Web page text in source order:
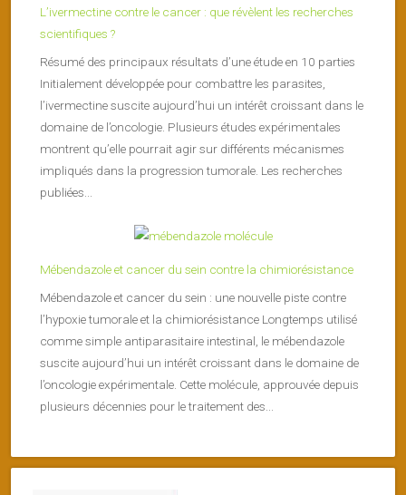
L’ivermectine contre le cancer : que révèlent les recherches
scientifiques ?
Résumé des principaux résultats d’une étude en 10 parties
Initialement développée pour combattre les parasites,
l’ivermectine suscite aujourd’hui un intérêt croissant dans le
domaine de l’oncologie. Plusieurs études expérimentales
montrent qu’elle pourrait agir sur différents mécanismes
impliqués dans la progression tumorale. Les recherches
publiées...
Mébendazole et cancer du sein contre la chimiorésistance
Mébendazole et cancer du sein : une nouvelle piste contre
l’hypoxie tumorale et la chimiorésistance Longtemps utilisé
comme simple antiparasitaire intestinal, le mébendazole
suscite aujourd’hui un intérêt croissant dans le domaine de
l’oncologie expérimentale. Cette molécule, approuvée depuis
plusieurs décennies pour le traitement des...